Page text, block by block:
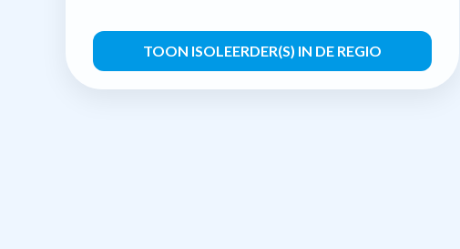
TOON ISOLEERDER(S) IN DE REGIO